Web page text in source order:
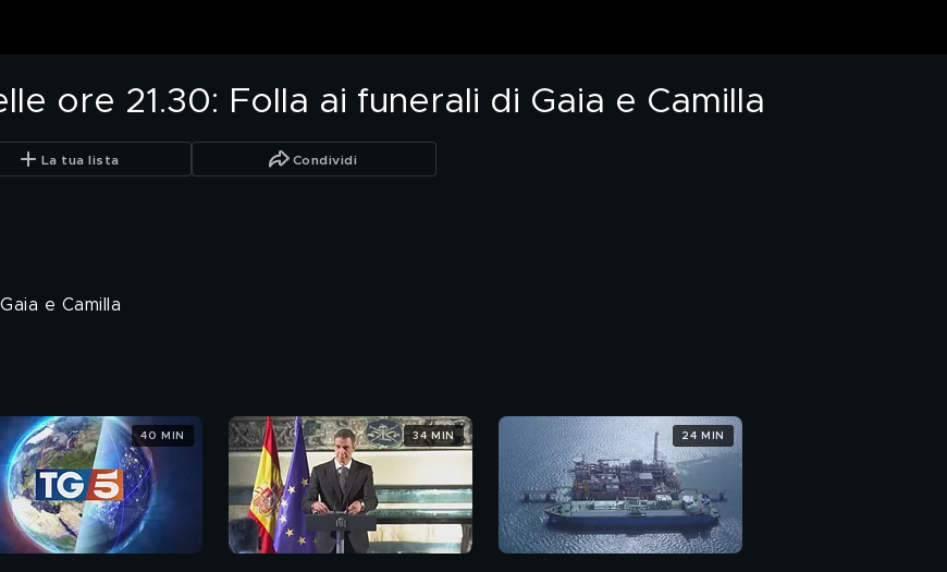
ore 21.30: Folla ai funerali di Gaia e Camilla
La tua lista Condividi
e Camilla
40 MIN 34 MIN 24 MIN